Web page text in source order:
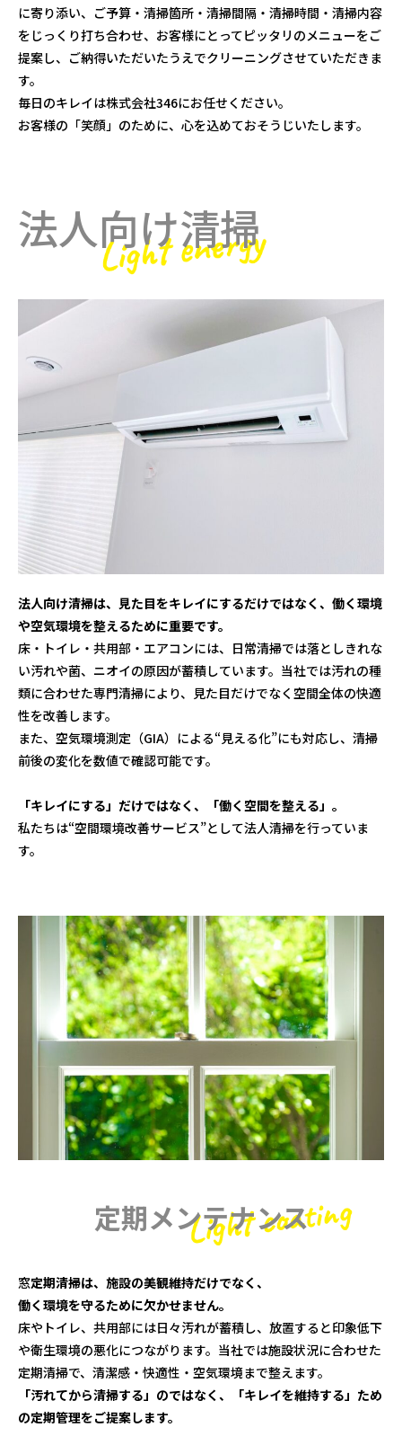
に寄り添い、ご予算・清掃箇所・清掃間隔・清掃時間・清掃内容
をじっくり打ち合わせ、お客様にとってピッタリのメニューをご
提案し、ご納得いただいたうえでクリーニングさせていただきま
す。
毎日のキレイは株式会社346にお任せください。
お客様の「笑顔」のために、心を込めておそうじいたします。
法人向け清掃
法人向け清掃は、見た目をキレイにするだけではなく、働く環境
や空気環境を整えるために重要です。
床・トイレ・共用部・エアコンには、日常清掃では落としきれな
い汚れや菌、ニオイの原因が蓄積しています。当社では汚れの種
類に合わせた専門清掃により、見た目だけでなく空間全体の快適
性を改善します。
また、空気環境測定（GIA）による“見える化”にも対応し、清掃
前後の変化を数値で確認可能です。
「キレイにする」だけではなく、「働く空間を整える」。
私たちは“空間環境改善サービス”として法人清掃を行っていま
す。
定期メンテナンス
窓定期清掃は、施設の美観維持だけでなく、
働く環境を守るために欠かせません。
床やトイレ、共用部には日々汚れが蓄積し、放置すると印象低下
や衛生環境の悪化につながります。当社では施設状況に合わせた
定期清掃で、清潔感・快適性・空気環境まで整えます。
「汚れてから清掃する」のではなく、「キレイを維持する」ため
の定期管理をご提案します。